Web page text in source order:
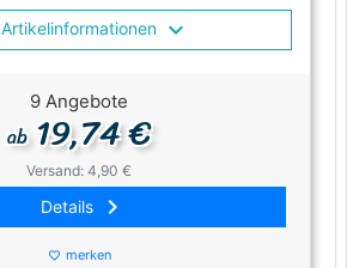
Artikelinformationen
9 Angebote
ab19,74 €
Versand: 4,90 €
Details keyboard_arrow_right
favorite_border merken